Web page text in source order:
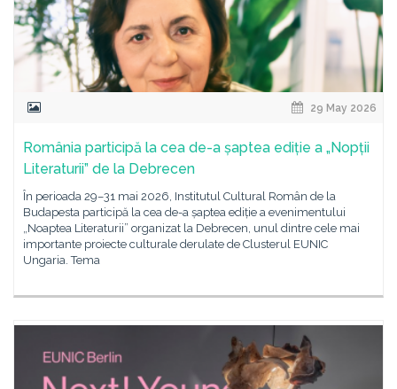
29 May 2026
România participă la cea de-a șaptea ediție a „Nopții
Literaturii” de la Debrecen
În perioada 29–31 mai 2026, Institutul Cultural Român de la
Budapesta participă la cea de-a șaptea ediție a evenimentului
„Noaptea Literaturii” organizat la Debrecen, unul dintre cele mai
importante proiecte culturale derulate de Clusterul EUNIC
Ungaria. Tema